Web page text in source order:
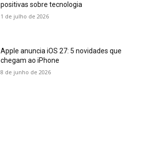
positivas sobre tecnologia
1 de julho de 2026
Apple anuncia iOS 27: 5 novidades que
chegam ao iPhone
8 de junho de 2026